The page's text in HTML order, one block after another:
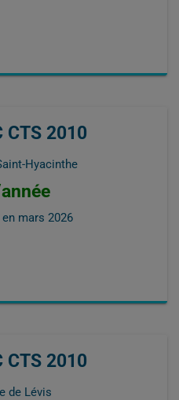
CTS 2010
Hyacinthe
mars 2026
CTS 2010
de Lévis